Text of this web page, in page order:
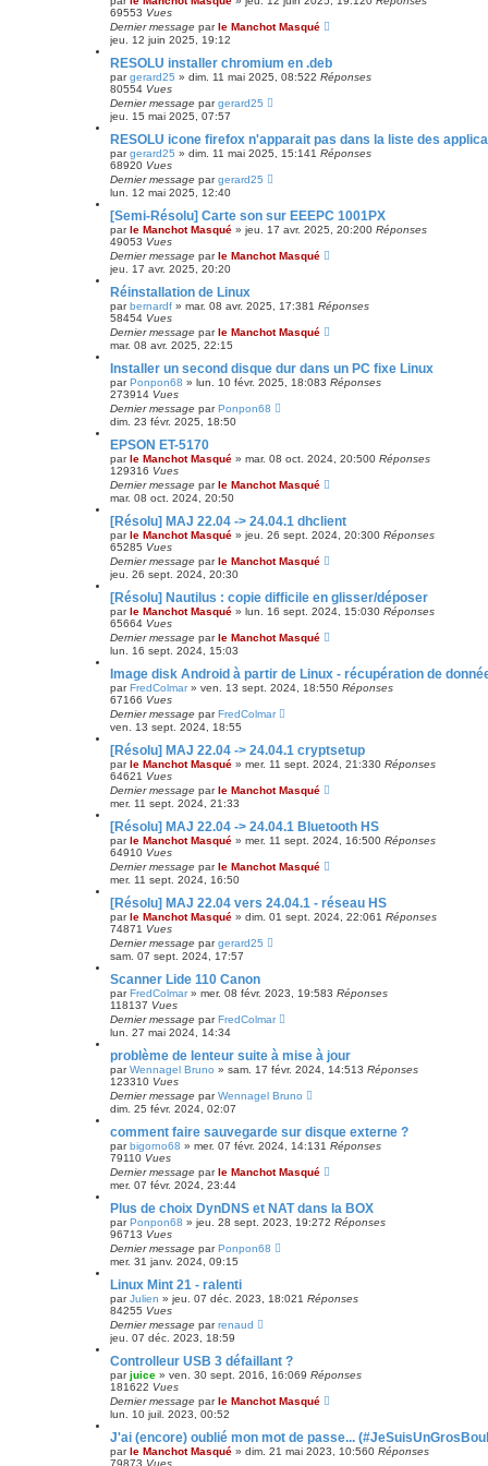
69553 Vues
Dernier message parle Manchot Masqué
jeu. 12 juin 2025, 19:12
RESOLU installer chromium en .deb
pargerard25 » dim. 11 mai 2025, 08:522 Réponses
80554 Vues
Dernier message pargerard25
jeu. 15 mai 2025, 07:57
RESOLU icone firefox n'apparait pas dans la liste des
pargerard25 » dim. 11 mai 2025, 15:141 Réponses
68920 Vues
Dernier message pargerard25
lun. 12 mai 2025, 12:40
[Semi-Résolu] Carte son sur EEEPC 1001PX
parle Manchot Masqué » jeu. 17 avr. 2025, 20:200 Réponses
49053 Vues
Dernier message parle Manchot Masqué
jeu. 17 avr. 2025, 20:20
Réinstallation de Linux
parbernardf » mar. 08 avr. 2025, 17:381 Réponses
58454 Vues
Dernier message parle Manchot Masqué
mar. 08 avr. 2025, 22:15
Installer un second disque dur dans un PC fixe Linux
parPonpon68 » lun. 10 févr. 2025, 18:083 Réponses
273914 Vues
Dernier message parPonpon68
dim. 23 févr. 2025, 18:50
EPSON ET-5170
parle Manchot Masqué » mar. 08 oct. 2024, 20:500 Réponses
129316 Vues
Dernier message parle Manchot Masqué
mar. 08 oct. 2024, 20:50
[Résolu] MAJ 22.04 -> 24.04.1 dhclient
parle Manchot Masqué » jeu. 26 sept. 2024, 20:300 Réponses
65285 Vues
Dernier message parle Manchot Masqué
jeu. 26 sept. 2024, 20:30
[Résolu] Nautilus : copie difficile en glisser/déposer
parle Manchot Masqué » lun. 16 sept. 2024, 15:030 Réponses
65664 Vues
Dernier message parle Manchot Masqué
lun. 16 sept. 2024, 15:03
Image disk Android à partir de Linux - récupération de
parFredColmar» ven. 13 sept. 2024, 18:550 Réponses
67166 Vues
Dernier message parFredColmar
ven. 13 sept. 2024, 18:55
[Résolu] MAJ 22.04 -> 24.04.1 cryptsetup
parle Manchot Masqué » mer. 11 sept. 2024, 21:330 Réponses
64621 Vues
Dernier message parle Manchot Masqué
mer. 11 sept. 2024, 21:33
[Résolu] MAJ 22.04 -> 24.04.1 Bluetooth HS
parle Manchot Masqué » mer. 11 sept. 2024, 16:500 Réponses
64910 Vues
Dernier message parle Manchot Masqué
mer. 11 sept. 2024, 16:50
[Résolu] MAJ 22.04 vers 24.04.1 - réseau HS
parle Manchot Masqué » dim. 01 sept. 2024, 22:061 Réponses
74871 Vues
Dernier message pargerard25
sam. 07 sept. 2024, 17:57
Scanner Lide 110 Canon
parFredColmar» mer. 08 févr. 2023, 19:583 Réponses
118137 Vues
Dernier message parFredColmar
lun. 27 mai 2024, 14:34
problème de lenteur suite à mise à jour
parWennagel Bruno » sam. 17 févr. 2024, 14:513 Réponses
123310 Vues
Dernier message parWennagel Bruno
dim. 25 févr. 2024, 02:07
comment faire sauvegarde sur disque externe ?
parbigorno68 » mer. 07 févr. 2024, 14:131 Réponses
79110 Vues
Dernier message parle Manchot Masqué
mer. 07 févr. 2024, 23:44
Plus de choix DynDNS et NAT dans la BOX
parPonpon68 » jeu. 28 sept. 2023, 19:272 Réponses
96713 Vues
Dernier message parPonpon68
mer. 31 janv. 2024, 09:15
Linux Mint 21 - ralenti
parJulien » jeu. 07 déc. 2023, 18:021 Réponses
84255 Vues
Dernier message parrenaud
jeu. 07 déc. 2023, 18:59
Controlleur USB 3 défaillant ?
parjuice » ven. 30 sept. 2016, 16:069 Réponses
181622 Vues
Dernier message parle Manchot Masqué
lun. 10 juil. 2023, 00:52
J'ai (encore) oublié mon mot de passe...
parle Manchot Masqué » dim. 21 mai 2023, 10:560 Réponses
79873 Vues